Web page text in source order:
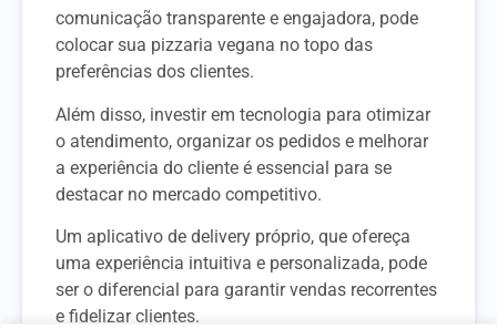
comunicação transparente e engajadora, pode
colocar sua pizzaria vegana no topo das
preferências dos clientes.
Além disso, investir em tecnologia para otimizar
o atendimento, organizar os pedidos e melhorar
a experiência do cliente é essencial para se
destacar no mercado competitivo.
Um aplicativo de delivery próprio, que ofereça
uma experiência intuitiva e personalizada, pode
ser o diferencial para garantir vendas recorrentes
e fidelizar clientes.